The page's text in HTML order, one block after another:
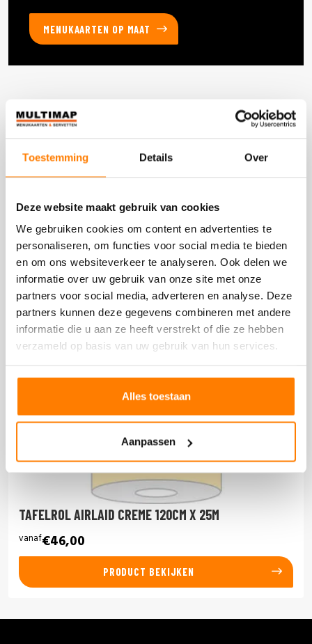
Toestemming Details Over
Deze website maakt gebruik van cookies
We gebruiken cookies om content en advertenties te
personaliseren, om functies voor social media te bieden
en om ons websiteverkeer te analyseren. Ook delen we
informatie over uw gebruik van onze site met onze
partners voor social media, adverteren en analyse. Deze
partners kunnen deze gegevens combineren met andere
informatie die u aan ze heeft verstrekt of die ze hebben
verzameld op basis van uw gebruik van hun services.
Alles toestaan
Aanpassen
MENUKAARTEN OP MAAT
Deze producten heb je eerder bekeken
DOOS 1 STUKS
TAFELROL AIRLAID CREME 120CM X 25M
vanaf€46,00
PRODUCT BEKIJKEN